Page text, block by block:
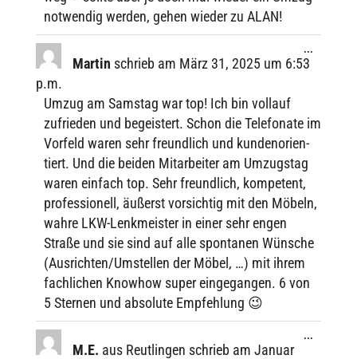
notwen­dig werden, gehen wieder zu ALAN!
Martin schrieb am März 31, 2025 um 6:53
p.m.
Umzug am Sams­tag war top! Ich bin voll­auf
zufrie­den und begeis­tert. Schon die Tele­fo­nate im
Vorfeld waren sehr freund­lich und kunden­ori­en­
tiert. Und die beiden Mitar­bei­ter am Umzugs­tag
waren einfach top. Sehr freund­lich, kompe­tent,
profes­sio­nell, äußerst vorsich­tig mit den Möbeln,
wahre LKW-Lenk­meis­ter in einer sehr engen
Straße und sie sind auf alle spon­ta­nen Wünsche
(Ausrichten/Umstellen der Möbel, …) mit ihrem
fach­li­chen Know­how super einge­gan­gen. 6 von
5 Ster­nen und abso­lute Empfehlung 😉
...
M.E. aus Reutlingen schrieb am Januar
...